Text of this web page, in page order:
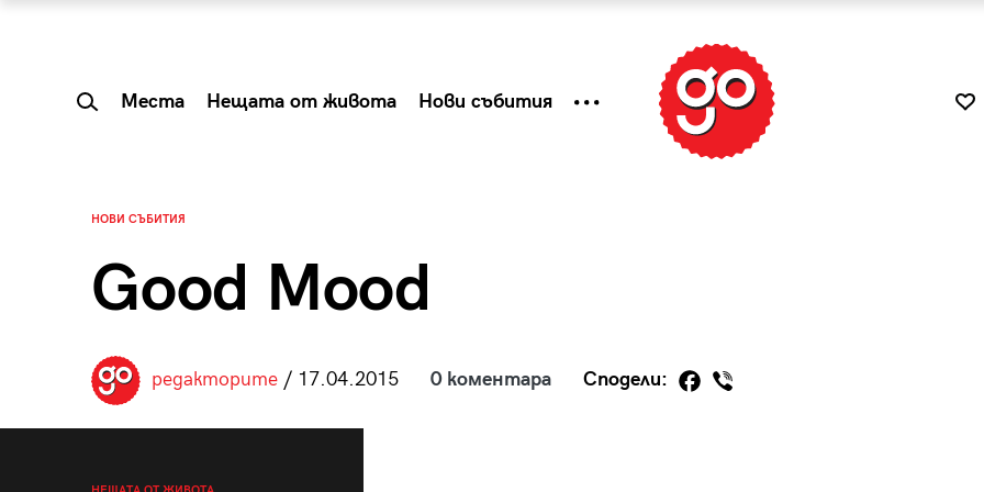
Места Нещата от живота Нови събития
НОВИ СЪБИТИЯ
Good Mood
редакторите/ 17.04.2015 0 коментара Сподели: